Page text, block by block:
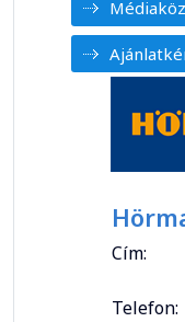
Cím:
Telefon: